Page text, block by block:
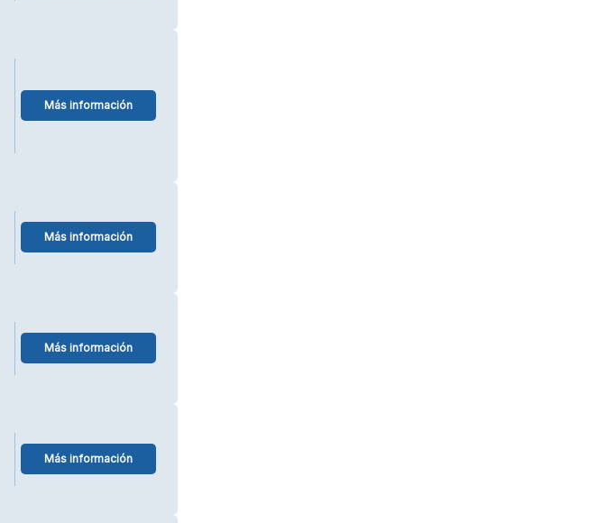
Más información
Más información
Más información
Más información